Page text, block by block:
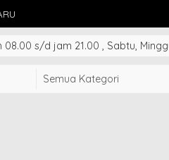
08.00 s/d jam 21.00 , Sabtu,